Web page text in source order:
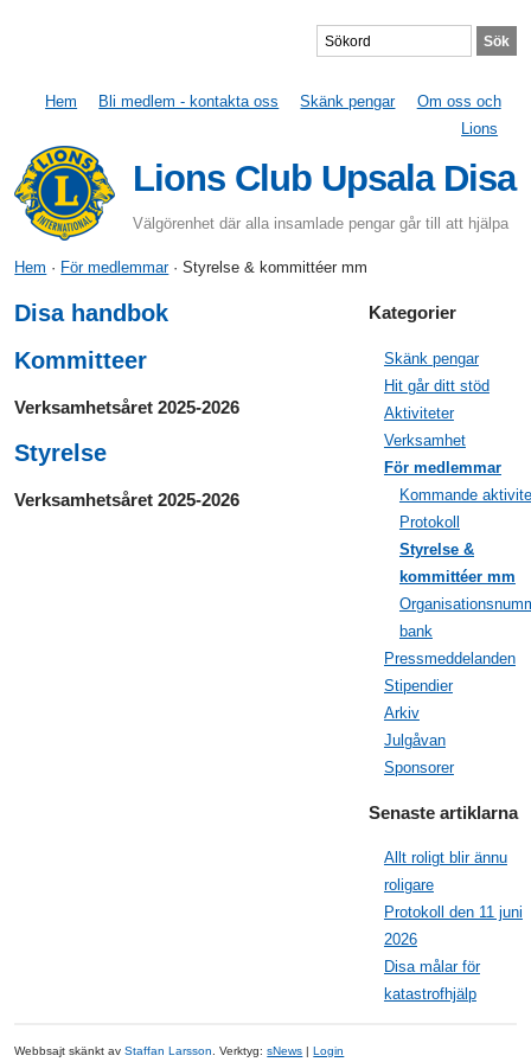
Hem Bli medlem - kontakta oss Skänk pengar
Om oss och
Lions
Lions Club Upsala Disa
Välgörenhet där alla insamlade pengar går till att hjälpa
Hem · För medlemmar· Styrelse & kommittéer mm
Disa handbok
Kommitteer
Verksamhetsåret 2025-2026
Styrelse
Verksamhetsåret 2025-2026
Kategorier
Skänk pengar
Hit går ditt stöd
Aktiviteter
Verksamhet
För medlemmar
Kommande
Protokoll
Styrelse &
kommittéer mm
bank
Pressmeddelanden
Stipendier
Arkiv
Julgåvan
Sponsorer
Senaste artiklarna
Allt roligt blir ännu
roligare
Protokoll den 11 juni
2026
Disa målar för
katastrofhjälp
Webbsajt skänkt avStaffan Larsson. Verktyg:sNews Login